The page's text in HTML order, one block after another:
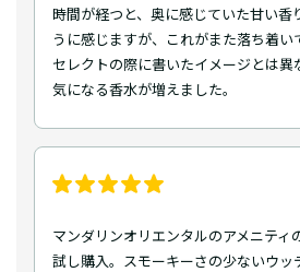
時間が経つと、奥に感じていた甘い香
うに感じますが、これがまた落ち着い
セレクトの際に書いたイメージとは異
気になる香水が増えました。
マンダリンオリエンタルのアメニティ
試し購入。スモーキーさの少ないウッ